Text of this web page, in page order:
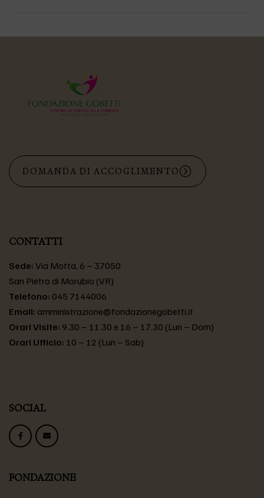
DOMANDA DI ACCOGLIMENTO
CONTATTI
Sede: Via Motta, 6 – 37050
San Pietro di Morubio (VR)
Telefono: 045 7144006
Email: amministrazione@fondazionegobetti.it
Orari Visite: 9.30 – 11.30 e 16 – 17.30 (Lun – Dom)
Orari Ufficio: 10 – 12 (Lun – Sab)
FONDAZIONE
SOCIAL